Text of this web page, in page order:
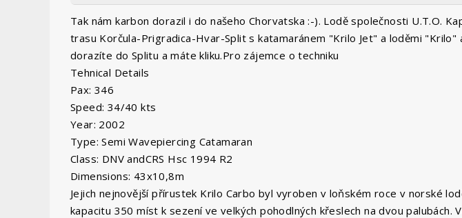
Tak nám karbon dorazil i do našeho Chorvatska :-). Lodě společnosti U.T.O.
trasu Korčula-Prigradica-Hvar-Split s katamaránem "Krilo Jet" a loděmi
dorazíte do Splitu a máte kliku.Pro zájemce o techniku
Tehnical Details
Pax: 346
Speed: 34/40 kts
Year: 2002
Type: Semi Wavepiercing Catamaran
Class: DNV andCRS Hsc 1994 R2
Dimensions: 43x10,8m
Jejich nejnovější přírustek Krilo Carbo byl vyroben v loňském roce v norské
kapacitu 350 míst k sezení ve velkých pohodlných křeslech na dvou